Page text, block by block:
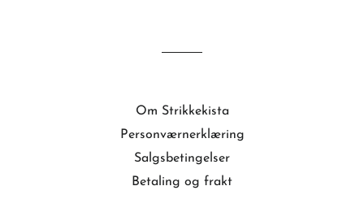
Om Strikkekista
Personværnerklæring
Salgsbetingelser
Betaling og frakt